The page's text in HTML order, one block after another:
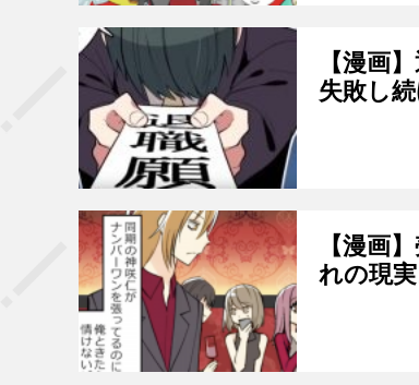
【漫画
失敗し
【漫画
れの現実